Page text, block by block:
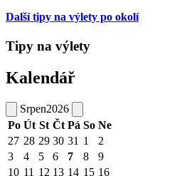
Další tipy na výlety po okolí
Tipy na výlety
Kalendář
Srpen2026
Po Út St Čt Pá So Ne
27 28 29 30 31 1
2
3
4 5 6 7 8
9
10 11 12 13 14 15 16